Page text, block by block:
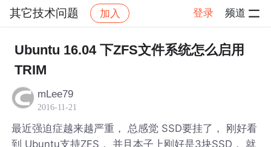
其它技术问题 加入 登录 频道
社区 其它技术问题 帖子详情
Ubuntu 16.04 下ZFS文件系统怎么启用
TRIM
mLee79
2016-11-21
最近强迫症越来越严重， 总感觉 SSD要挂了， 刚好看
到 Ubuntu支持ZFS， 并且本子上刚好是3块SSD， 就